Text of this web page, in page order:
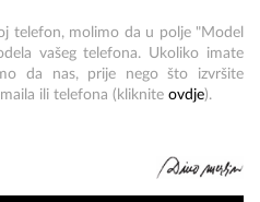
telefon, molimo da u polje "Model
vašeg telefona. Ukoliko imate
da nas, prije nego što izvršite
ili telefona ( kliknite ovdje).